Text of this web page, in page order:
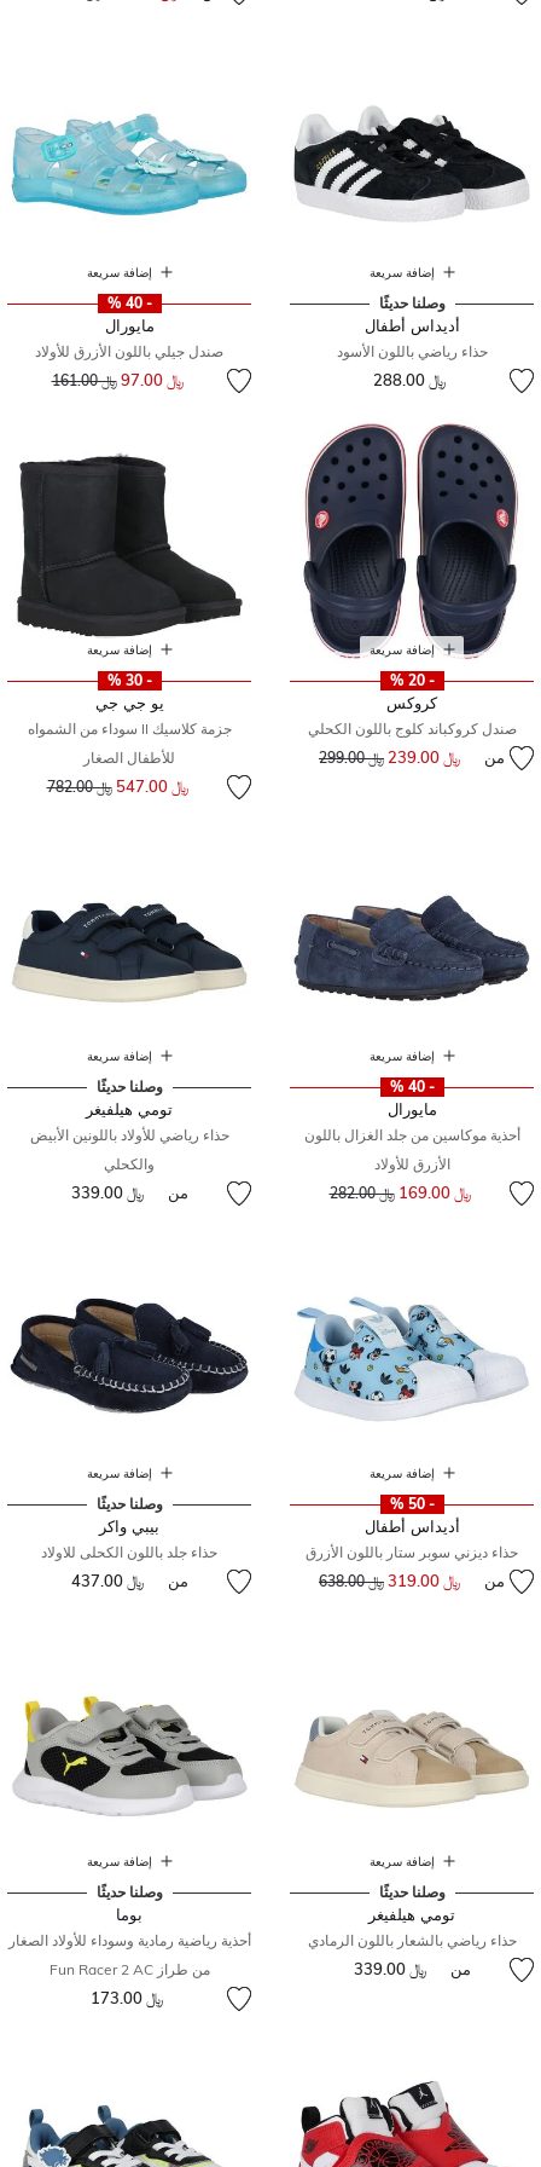
إضافة سريعة
وصلنا حديثًا
أديداس أطفال
حذاء رياضي باللون الأسود
﷼ 288.00
إضافة سريعة
- 40 %
مايورال
صندل جيلي باللون الأزرق للأولاد
﷼ 97.00 سعر مخفض من
﷼ 161.00 إلى
إضافة سريعة
- 20 %
كروكس
صندل كروكباند كلوج باللون الكحلي
من ﷼ 239.00 سعر مخفض من﷼ 299.00
إضافة سريعة
- 30 %
يو جي جي
جزمة كلاسيك II سوداء من الشمواه
للأطفال الصغار
﷼ 547.00 سعر مخفض من
﷼ 782.00 إلى
إضافة سريعة
- 40 %
مايورال
أحذية موكاسين من جلد الغزال باللون
الأزرق للأولاد
﷼ 169.00 سعر مخفض من﷼ 282.00
إضافة سريعة
وصلنا حديثًا
تومي هيلفيغر
حذاء رياضي للأولاد باللونين الأبيض
والكحلي
من ﷼ 339.00
إضافة سريعة
- 50 %
أديداس أطفال
حذاء ديزني سوبر ستار باللون الأزرق
من ﷼ 319.00 سعر مخفض من﷼ 638.00
إضافة سريعة
وصلنا حديثًا
بيبي واكر
حذاء جلد باللون الكحلى للاولاد
من ﷼ 437.00
إضافة سريعة
وصلنا حديثًا
تومي هيلفيغر
حذاء رياضي بالشعار باللون الرمادي
من ﷼ 339.00
إضافة سريعة
وصلنا حديثًا
بوما
أحذية رياضية رمادية وسوداء للأولاد الصغار
من طراز Fun Racer 2 AC
﷼ 173.00